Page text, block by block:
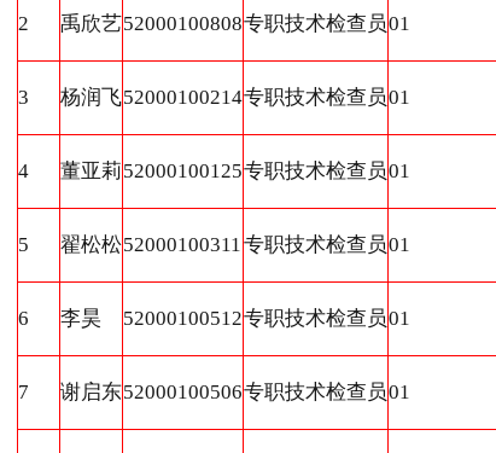
2 禹欣艺52000100808专职技术检查员01
3 杨润飞52000100214专职技术检查员01
4 董亚莉52000100125专职技术检查员01
5 翟松松52000100311专职技术检查员01
6 李昊 52000100512专职技术检查员01
7 谢启东52000100506专职技术检查员01